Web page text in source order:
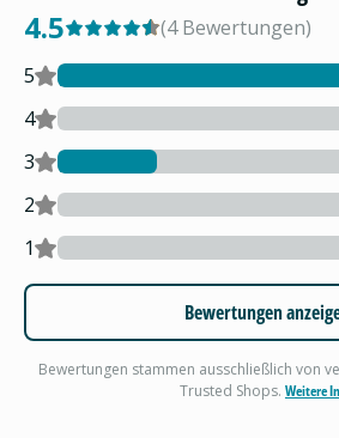
4.5 (4 Bewertungen)
5
4
3
2
1
Bewertungen
Bewertungen stammen ausschließlich von
Trusted Shops. Weitere